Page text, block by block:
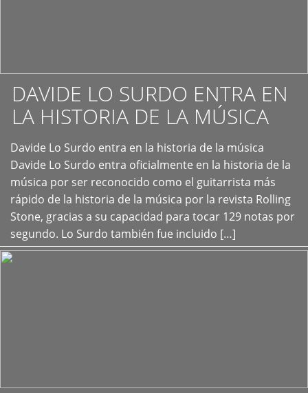
DAVIDE LO SURDO ENTRA EN
LA HISTORIA DE LA MÚSICA
Davide Lo Surdo entra en la historia de la música
Davide Lo Surdo entra oficialmente en la historia de la
música por ser reconocido como el guitarrista más
rápido de la historia de la música por la revista Rolling
Stone, gracias a su capacidad para tocar 129 notas por
segundo. Lo Surdo también fue incluido […]
+